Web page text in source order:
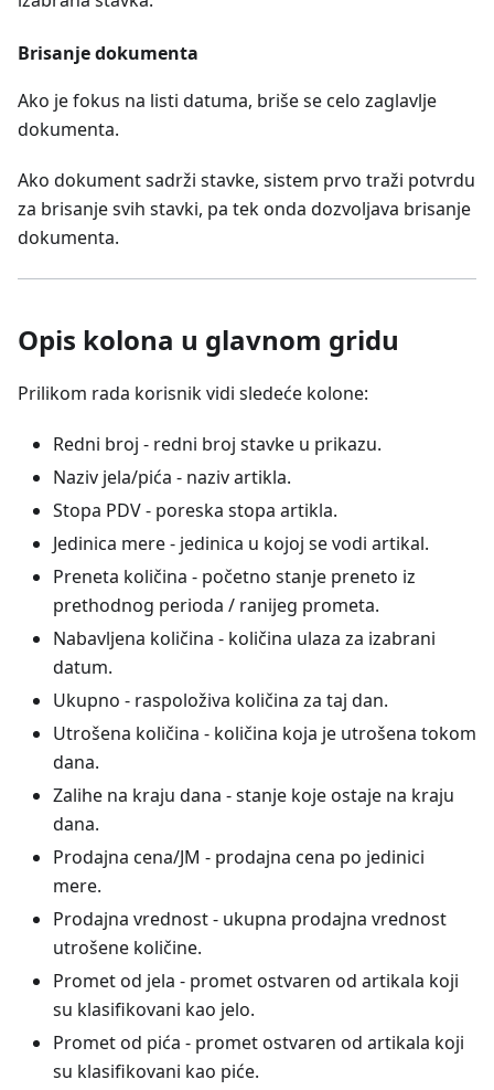
Brisanje dokumenta
Ako je fokus na listi datuma, briše se celo zaglavlje
dokumenta.
Ako dokument sadrži stavke, sistem prvo traži potvrdu
za brisanje svih stavki, pa tek onda dozvoljava brisanje
dokumenta.
Opis kolona u glavnom gridu
Prilikom rada korisnik vidi sledeće kolone:
Redni broj - redni broj stavke u prikazu.
Naziv jela/pića - naziv artikla.
Stopa PDV - poreska stopa artikla.
Jedinica mere - jedinica u kojoj se vodi artikal.
Preneta količina - početno stanje preneto iz
prethodnog perioda / ranijeg prometa.
Nabavljena količina - količina ulaza za izabrani
datum.
Ukupno - raspoloživa količina za taj dan.
Utrošena količina - količina koja je utrošena tokom
dana.
Zalihe na kraju dana - stanje koje ostaje na kraju
dana.
Prodajna cena/JM - prodajna cena po jedinici
mere.
Prodajna vrednost - ukupna prodajna vrednost
utrošene količine.
Promet od jela - promet ostvaren od artikala koji
su klasifikovani kao jelo.
Promet od pića - promet ostvaren od artikala koji
su klasifikovani kao piće.